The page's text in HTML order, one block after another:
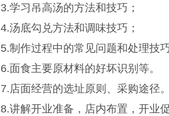
3.学习吊高汤的方法和技巧；
4.汤底勾兑方法和调味技巧；
5.制作过程中的常见问题和处理技
6.面食主要原材料的好坏识别等。
7.店面经营的选址原则、采购途径
8.讲解开业准备，店内布置，开业